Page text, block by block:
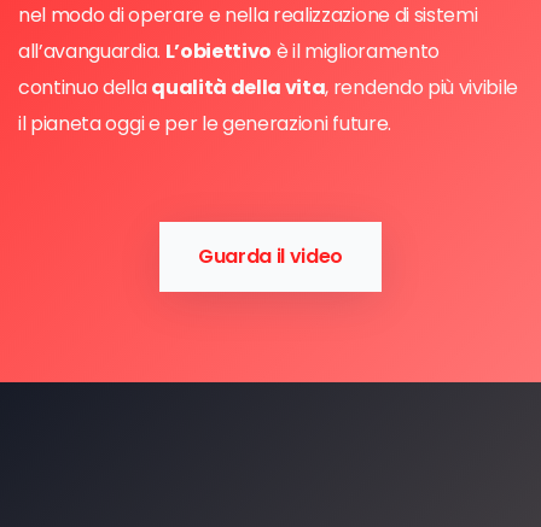
nel modo di operare e nella realizzazione di sistemi
all’avanguardia. L’obiettivo è il miglioramento
continuo dellaqualità della vita, rendendo più vivibile
il pianeta oggi e per le generazioni future.
Guarda il video